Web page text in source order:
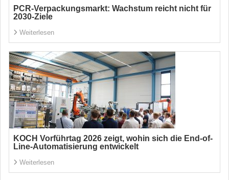
PCR-Verpackungsmarkt: Wachstum reicht nicht für
2030-Ziele
Weiterlesen
KOCH Vorführtag 2026 zeigt, wohin sich die End-of-
Line-Automatisierung entwickelt
Weiterlesen